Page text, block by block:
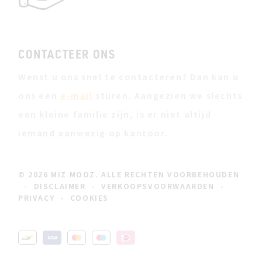
CONTACTEER ONS
e-mail
© 2026 MIZ MOOZ. ALLE RECHTEN VOORBEHOUDEN
-
DISCLAIMER - VERKOOPSVOORWAARDEN
-
PRIVACY - COOKIES